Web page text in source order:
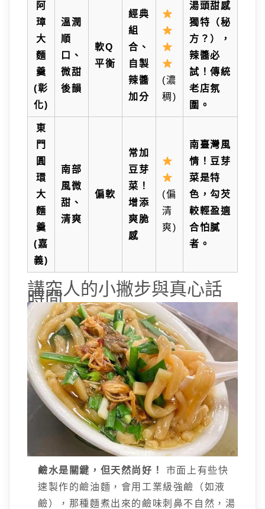
阿
璋
大
麵
羹
(彰
化)
溫潤
順
口、
微甜
後韻
軟Q
平衡
經典
組
合、
自製
辣醬
加分
(濃
稠)
湯頭甜感
獨特（秘
方？），
辣醬必
試！傳統
老店氛
圍。
東
門
圓
環
大
麵
羹
(嘉
義)
南部
風微
甜、
清爽
偏軟
常加
豆芽
菜！
增添
爽脆
感
(偏
清
爽)
南臺灣風
情！豆芽
菜是特
色，勾芡
較輕盈適
合怕膩
者。
講究人的小撇步與真心話
時間
鹼水是關鍵，但天然尚好！
市面上有些快
速製作的鹼油麵，會用工業級強鹼（如液
鹼），那種麵煮出來的鹼味刺鼻不自然，湯